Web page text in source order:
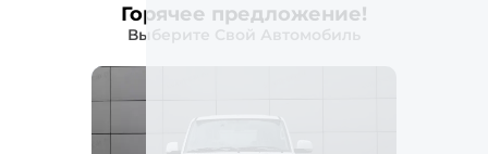
Горячее предложение!
Выберите Свой Автомобиль
Трудно принять решение? Оставьте
выгодные условия!
Купить новую
UAZ Patriot New